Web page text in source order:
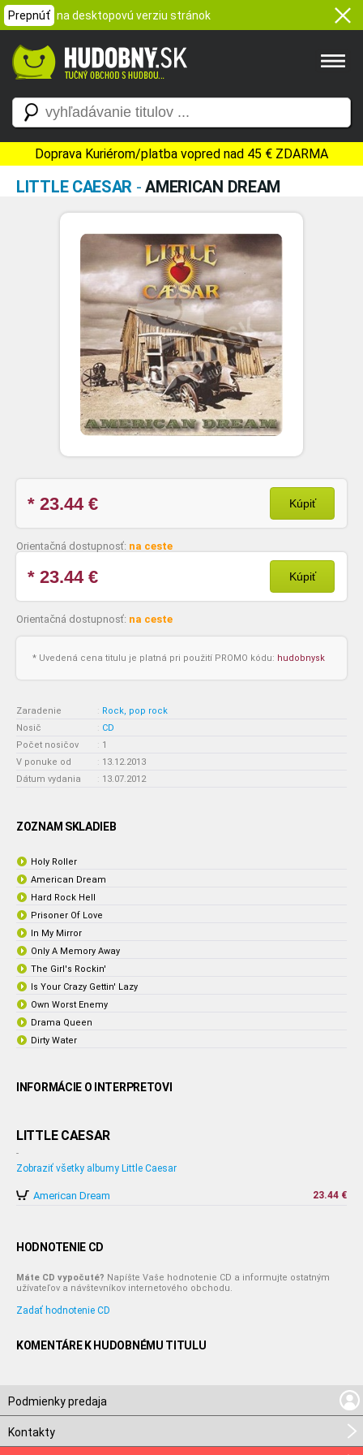
Prepnúť na desktopovú verziu stránok
Doprava Kuriérom/platba vopred nad 45 € ZDARMA
LITTLE CAESAR -AMERICAN DREAM
* 23.44€ Kúpiť
Orientačná dostupnosť: na ceste
* 23.44€ Kúpiť
Orientačná dostupnosť: na ceste
* Uvedená cena titulu je platná pri použití PROMO kódu: hudobnysk
Zaradenie : Rock, pop rock
Nosič
: CD
Počet nosičov
: 1
V ponuke od
: 13.12.2013
Dátum vydania
: 13.07.2012
ZOZNAM SKLADIEB
Holy Roller
American Dream
Hard Rock Hell
Prisoner Of Love
In My Mirror
Only A Memory Away
The Girl's Rockin'
Is Your Crazy Gettin' Lazy
Own Worst Enemy
Drama Queen
Dirty Water
INFORMÁCIE O INTERPRETOVI
LITTLE CAESAR
-
Zobraziť všetky albumy Little Caesar
American Dream 23.44 €
HODNOTENIE CD
Máte CD vypočuté? Napíšte Vaše hodnotenie CD a informujte ostatným
užívateľov a návštevníkov internetového obchodu.
Zadať hodnotenie CD
KOMENTÁRE K HUDOBNÉMU TITULU
Podmienky predaja
Kontakty